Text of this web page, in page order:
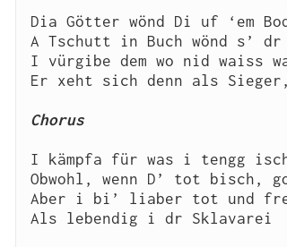
Dia Götter wönd Di uf ‘em
A Tschutt in Buch wönd s’ dr
I vürgibe dem wo nid waiss
Er xeht sich denn als
Chorus
I kämpfa für was i tengg
Obwohl, wenn D’ tot bisch,
Aber i bi’ liaber tot und
Als lebendig i dr Sklavarei